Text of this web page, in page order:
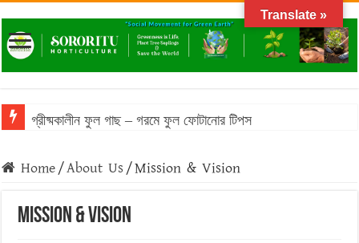
গ্রীষ্মকালীন ফুল গাছ – গরমে ফুল ফোটানোর টিপস
Home/About Us /Mission & Vision
Mission & Vision
Translate »